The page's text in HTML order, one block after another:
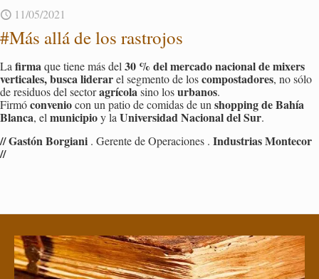
11/05/2021
#Más allá de los ras­tro­jos
La firmaque tiene más del 30 % del mer­ca­do na­cio­nal de mi­xers
ver­ti­ca­les, busca li­de­rarel seg­men­to de loscom­pos­ta­do­res, no sólo
de re­si­duos del sec­toragrí­co­lasino losur­ba­nos.
Firmócon­ve­niocon un patio de co­mi­das de un shop­ping de Bahía
Blan­ca, el mu­ni­ci­pioy la Uni­ver­si­dad Na­cio­nal del Sur.
// Gas­tón Bor­gia­ni . Ge­ren­te de Ope­ra­cio­nes . In­dus­trias Mon­te­cor
//